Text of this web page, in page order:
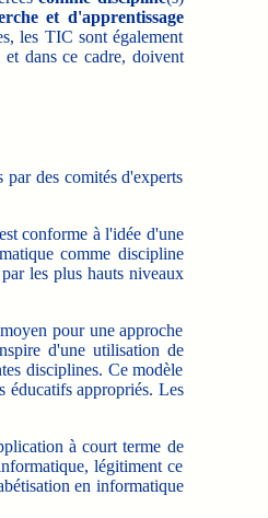
et d'apprentissage
les TIC sont également
dans ce cadre, doivent
des comités d'experts
conforme à l'idée d'une
comme discipline
les plus hauts niveaux
pour une approche
d'une utilisation de
disciplines. Ce modèle
éducatifs appropriés. Les
à court terme de
légitiment ce
en informatique